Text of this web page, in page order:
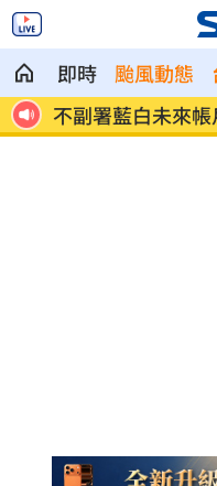
即時 颱風動態
片
不副署藍白未來